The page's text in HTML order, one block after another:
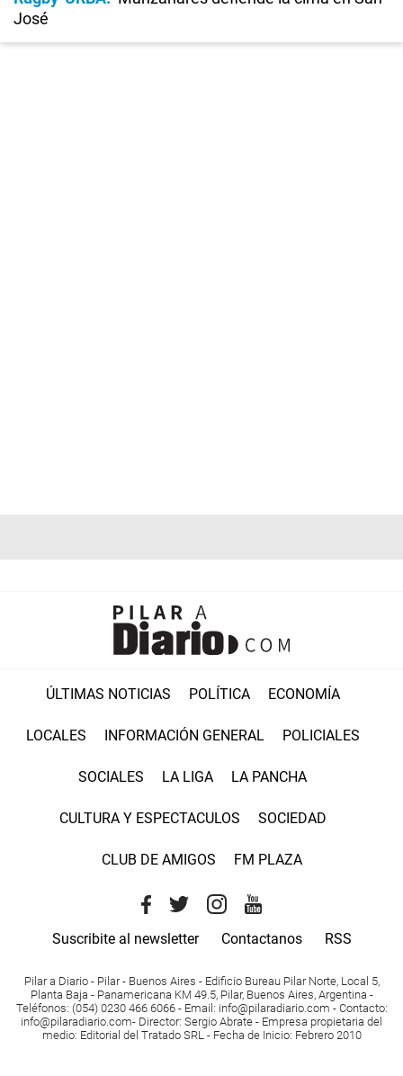
José
ÚLTIMAS NOTICIAS POLÍTICA ECONOMÍA
LOCALES INFORMACIÓN GENERAL POLICIALES
SOCIALES LA LIGA LA PANCHA
CULTURA Y ESPECTACULOS SOCIEDAD
CLUB DE AMIGOS FM PLAZA
Suscribite al newsletter Contactanos RSS
Pilar a Diario - Pilar - Buenos Aires - Edificio Bureau Pilar Norte, Local 5,
Planta Baja - Panamericana KM 49.5, Pilar, Buenos Aires, Argentina -
Teléfonos: (054) 0230 466 6066 - Email : info@pilaradiario.com - Contacto:
info@pilaradiario.com- Director: Sergio Abrate - Empresa propietaria del
medio: Editorial del Tratado SRL - Fecha de Inicio: Febrero 2010